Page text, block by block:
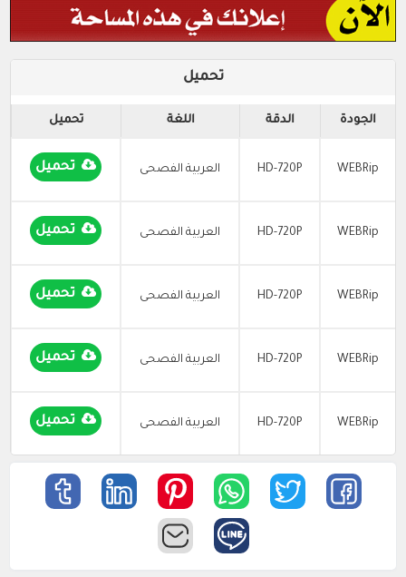
تحميل
الجودة الدقة اللغة تحميل
WEBRip
HD-720P العربية الفصحى تحميل
WEBRip
HD-720P العربية الفصحى تحميل
WEBRip
HD-720P العربية الفصحى تحميل
WEBRip
HD-720P العربية الفصحى تحميل
WEBRip
HD-720P العربية الفصحى تحميل